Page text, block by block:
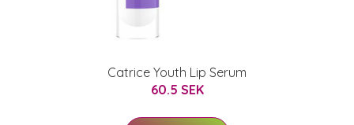
Catrice Youth Lip Serum
60.5 SEK